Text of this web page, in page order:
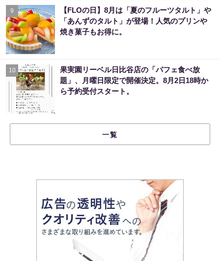
9
【FLOの日】8月は「夏のフルーツタルト」や
「あんずのタルト」が登場！人気のプリンや
焼き菓子もお得に。
10
果実園リーベル日比谷店の「パフェ食べ放
題」、月曜日限定で開催決定。8月2日18時か
ら予約受付スタート。
一覧